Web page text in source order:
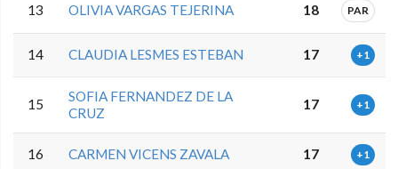
13 OLIVIA VARGAS TEJERINA 18 PAR
14 CLAUDIA LESMES ESTEBAN 17 +1
15
SOFIA FERNANDEZ DE LA
CRUZ
17 +1
16 CARMEN VICENS ZAVALA 17 +1